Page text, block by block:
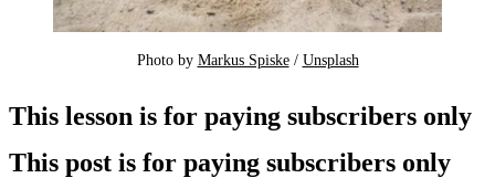
Photo by Markus Spiske / Unsplash
This lesson is for paying subscribers only
This post is for paying subscribers only